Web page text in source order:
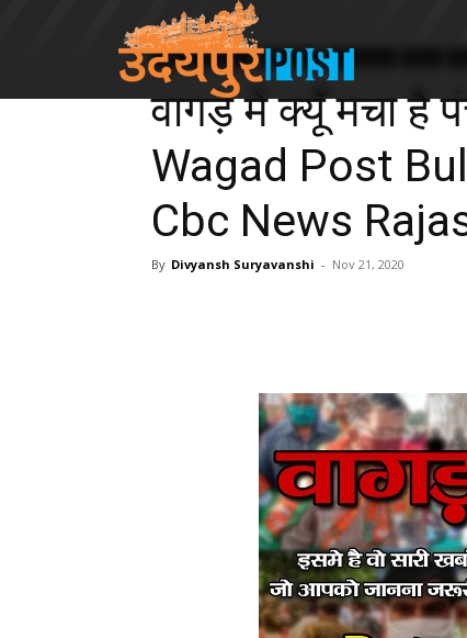
Udaipur Division Banswara Dungarpur
वागड़ में क्यूँ मचा है
Wagad Post
Cbc News
By Divyansh Suryavanshi - Nov 21, 2020